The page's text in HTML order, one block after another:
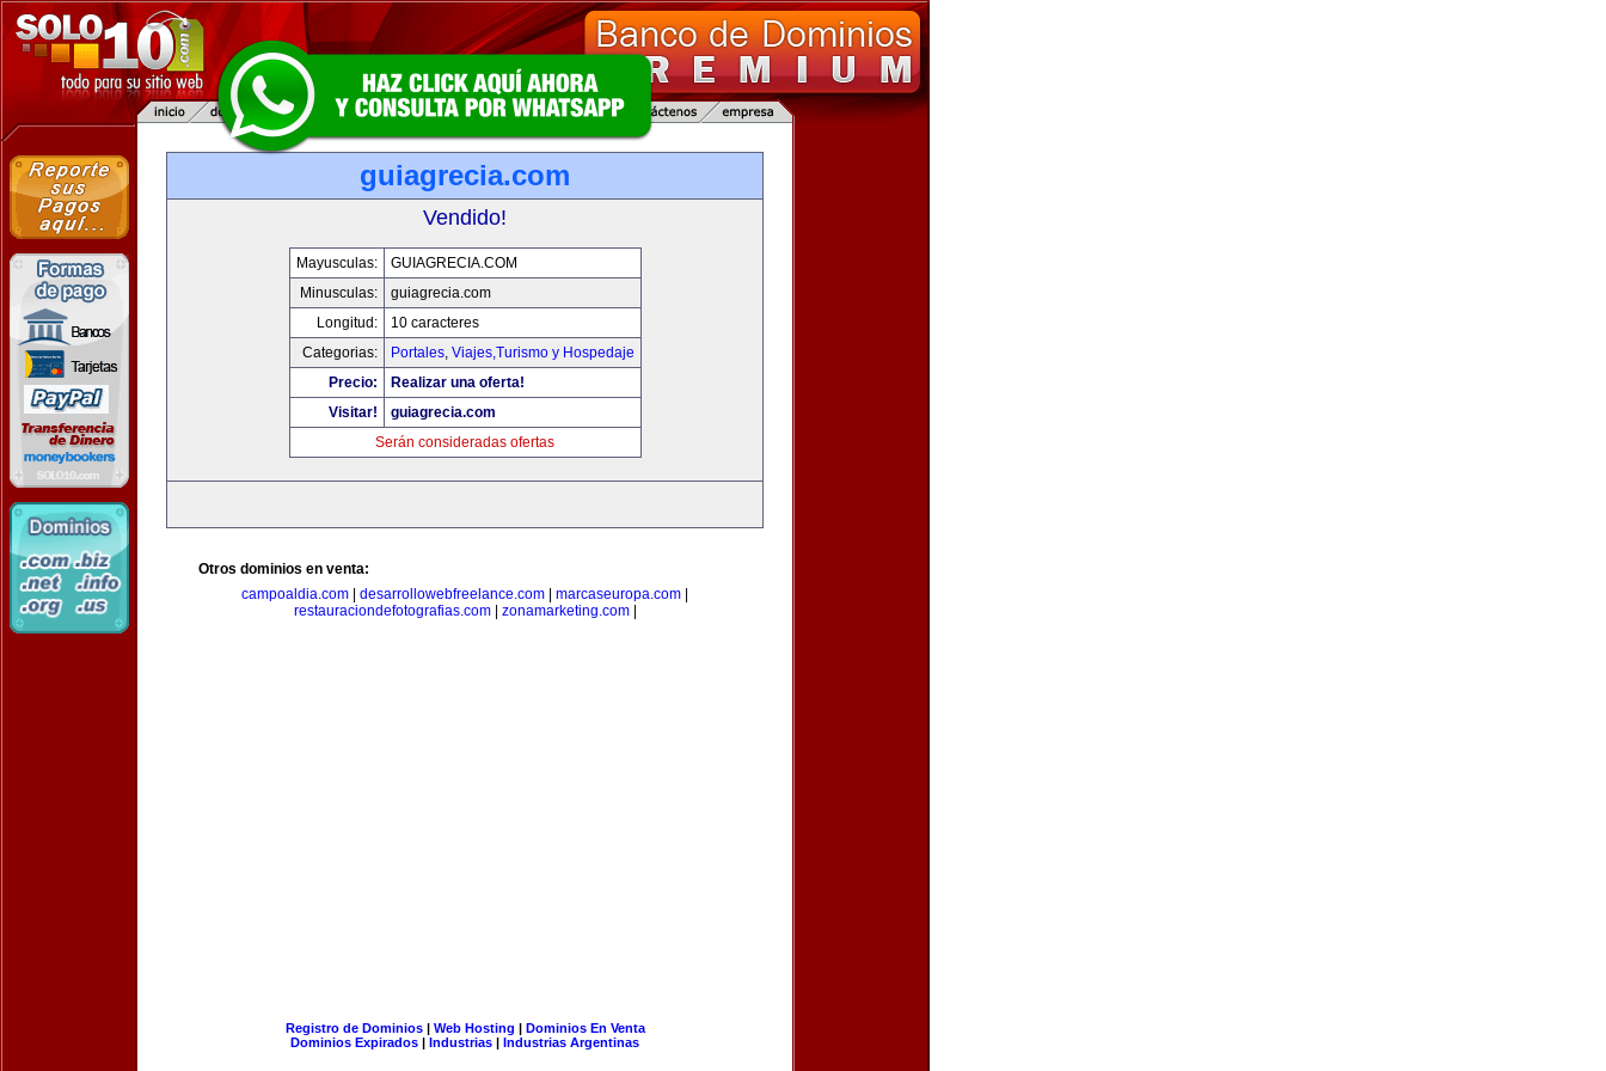
guiagrecia.com
Vendido!
Mayusculas:
GUIAGRECIA.COM
Minusculas:
guiagrecia.com
Longitud:
10 caracteres
Categorias:
Portales, Viajes,Turismo y Hospedaje
Precio:
Realizar una oferta!
Visitar!
guiagrecia.com
Serán consideradas ofertas
Otros dominios en venta:
campoaldia.com
desarrollowebfreelance.com marcaseuropa.com
restauraciondefotografias.com| zonamarketing.com|
Registro de Dominios| Web Hosting | Dominios En Venta
Dominios Expirados | Industrias | Industrias Argentinas